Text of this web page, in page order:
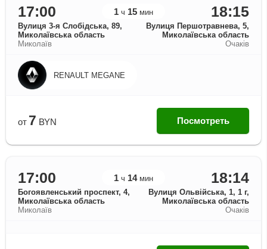
17:00 1 ч 15 мин 18:15
Вулиця 3-я Слобідська, 89,
Миколаївська область
Вулиця Першотравнева, 5,
Миколаївська область
Миколаїв
Очаків
RENAULT MEGANE
от 7 BYN Посмотреть
17:00 1 ч 14 мин 18:14
Богоявленський проспект, 4,
Миколаївська область
Вулиця Ольвійська, 1, 1 г,
Миколаївська область
Миколаїв
Очаків